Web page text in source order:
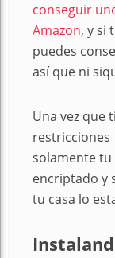
conseguir
Amazon, y si
puedes
así que ni
Una vez que
restricciones
solamente tu
encriptado y
tu casa lo